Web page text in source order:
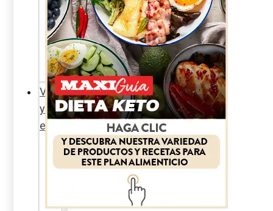
Sexualidad
responsable
En
la
percha
Vida
y
estilo
Productos
nuevos